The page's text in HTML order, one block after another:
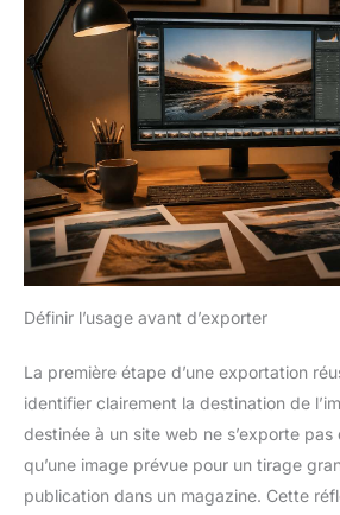
Définir l’usage avant d’exporter
La première étape d’une exportation
identifier clairement la destination de
destinée à un site web ne s’exporte
qu’une image prévue pour un tirage
publication dans un magazine. Cette